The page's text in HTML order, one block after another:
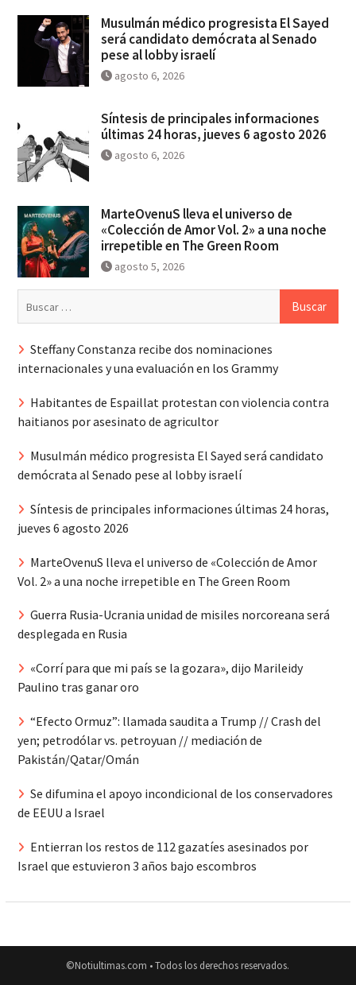
Musulmán médico progresista El Sayed
será candidato demócrata al Senado
pese al lobby israelí
agosto 6, 2026
Síntesis de principales informaciones
últimas 24 horas, jueves 6 agosto 2026
agosto 6, 2026
MarteOvenuS lleva el universo de
«Colección de Amor Vol. 2» a una noche
irrepetible en The Green Room
agosto 5, 2026
Steffany Constanza recibe dos nominaciones
internacionales y una evaluación en los Grammy
Habitantes de Espaillat protestan con violencia contra
haitianos por asesinato de agricultor
Musulmán médico progresista El Sayed será candidato
demócrata al Senado pese al lobby israelí
Síntesis de principales informaciones últimas 24 horas,
jueves 6 agosto 2026
MarteOvenuS lleva el universo de «Colección de Amor
Vol. 2» a una noche irrepetible en The Green Room
Guerra Rusia-Ucrania unidad de misiles norcoreana será
desplegada en Rusia
«Corrí para que mi país se la gozara», dijo Marileidy
Paulino tras ganar oro
“Efecto Ormuz”: llamada saudita a Trump // Crash del
yen; petrodólar vs. petroyuan // mediación de
Pakistán/Qatar/Omán
Se difumina el apoyo incondicional de los conservadores
de EEUU a Israel
Entierran los restos de 112 gazatíes asesinados por
Israel que estuvieron 3 años bajo escombros
©Notiultimas.com • Todos los derechos reservados.